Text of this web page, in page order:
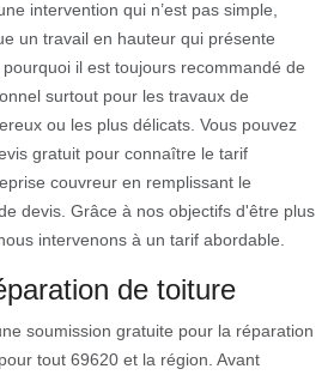
intervention qui n’est pas simple,
un travail en hauteur qui présente
il est toujours recommandé de
surtout pour les travaux de
ou les plus délicats. Vous pouvez
gratuit pour connaître le tarif
couvreur en remplissant le
devis. Grâce à nos objectifs d'être plus
intervenons à un tarif abordable.
de toiture
soumission gratuite pour la réparation
tout 69620 et la région. Avant